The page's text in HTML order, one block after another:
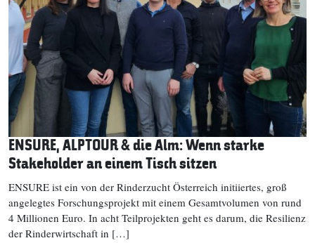
ENSURE, ALPTOUR & die Alm: Wenn starke
Stakeholder an einem Tisch sitzen
ENSURE ist ein von der Rinderzucht Österreich initiiertes, groß
angelegtes Forschungsprojekt mit einem Gesamtvolumen von rund
4 Millionen Euro. In acht Teilprojekten geht es darum, die Resilienz
der Rinderwirtschaft in […]